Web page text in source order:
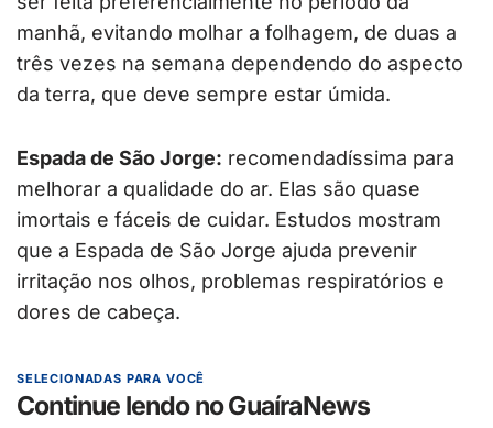
manhã, evitando molhar a folhagem, de duas a
três vezes na semana dependendo do aspecto
da terra, que deve sempre estar úmida.
Espada de São Jorge: recomendadíssima para
melhorar a qualidade do ar. Elas são quase
imortais e fáceis de cuidar. Estudos mostram
que a Espada de São Jorge ajuda prevenir
irritação nos olhos, problemas respiratórios e
dores de cabeça.
SELECIONADAS PARA VOCÊ
Continue lendo no GuaíraNews